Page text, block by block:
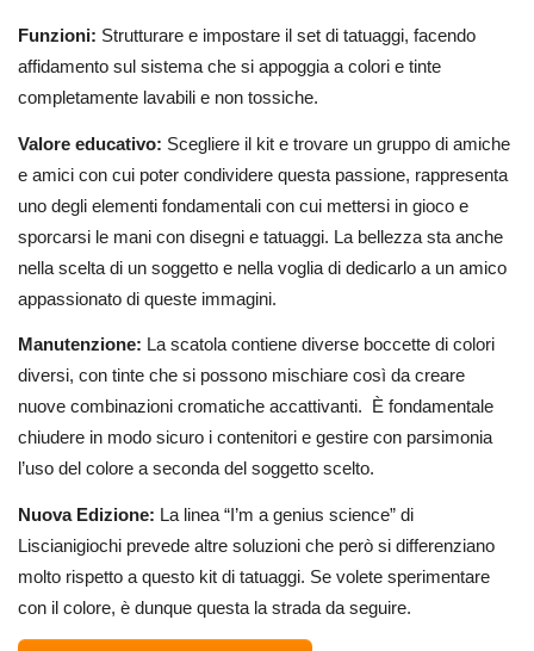
Funzioni: Strutturare e impostare il set di tatuaggi, facendo
affidamento sul sistema che si appoggia a colori e tinte
completamente lavabili e non tossiche.
Valore educativo: Scegliere il kit e trovare un gruppo di amiche
e amici con cui poter condividere questa passione, rappresenta
uno degli elementi fondamentali con cui mettersi in gioco e
sporcarsi le mani con disegni e tatuaggi. La bellezza sta anche
nella scelta di un soggetto e nella voglia di dedicarlo a un amico
appassionato di queste immagini.
Manutenzione: La scatola contiene diverse boccette di colori
diversi, con tinte che si possono mischiare così da creare
nuove combinazioni cromatiche accattivanti. È fondamentale
chiudere in modo sicuro i contenitori e gestire con parsimonia
l’uso del colore a seconda del soggetto scelto.
Nuova Edizione: La linea “I’m a genius science” di
Liscianigiochi prevede altre soluzioni che però si differenziano
molto rispetto a questo kit di tatuaggi. Se volete sperimentare
con il colore, è dunque questa la strada da seguire.